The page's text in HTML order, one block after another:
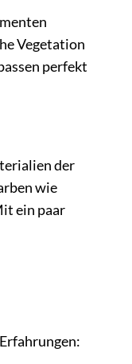
Vegetation
perfekt
der
wie
ein paar